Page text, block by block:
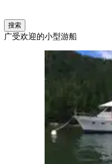
搜索
广受欢迎的小型游船